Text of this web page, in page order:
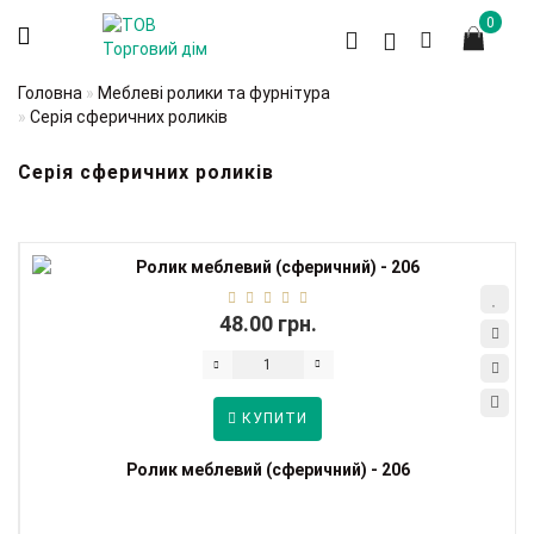
0
Головна
Меблеві ролики та фурнітура
Серія сферичних роликів
Серія сферичних роликів
48.00 грн.
КУПИТИ
Ролик меблевий (сферичний) - 206